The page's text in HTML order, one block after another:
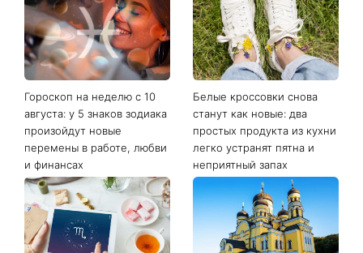
Гороскоп на неделю с 10
августа: у 5 знаков зодиака
произойдут новые
перемены в работе, любви
и финансах
Белые кроссовки снова
станут как новые: два
простых продукта из кухни
легко устранят пятна и
неприятный запах